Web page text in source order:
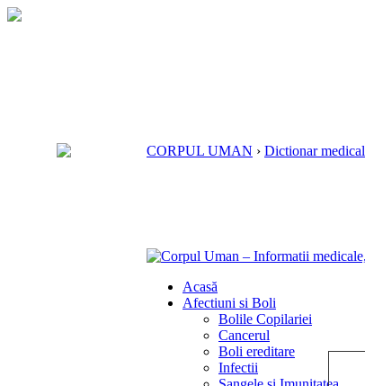
CORPUL UMAN › Dictionar medical
Acasă
Afectiuni si Boli
Bolile Copilariei
Cancerul
Boli ereditare
Infectii